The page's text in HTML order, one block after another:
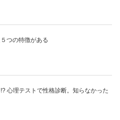
つの特徴がある
!? 心理テストで性格診断。知らなかった